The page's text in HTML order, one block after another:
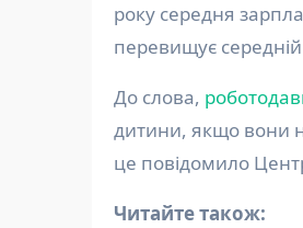
року середня
перевищує середній
До слова,
дитини, якщо вони
це повідомило
Читайте також: